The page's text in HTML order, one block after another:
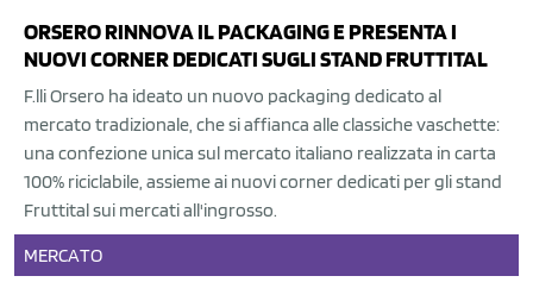
ORSERO RINNOVA IL PACKAGING E PRESENTA I
NUOVI CORNER DEDICATI SUGLI STAND FRUTTITAL
F.lli Orsero ha ideato un nuovo packaging dedicato al
mercato tradizionale, che si affianca alle classiche vaschette:
una confezione unica sul mercato italiano realizzata in carta
100% riciclabile, assieme ai nuovi corner dedicati per gli stand
Fruttital sui mercati all'ingrosso.
MERCATO